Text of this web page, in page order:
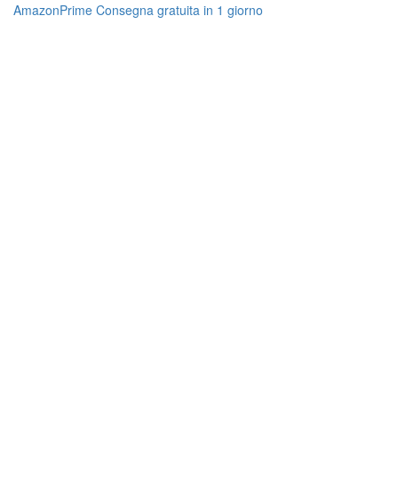
AmazonPrime Consegna gratuita in 1 giorno